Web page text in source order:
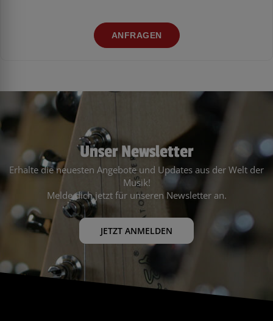
ANFRAGEN
Unser Newsletter
Erhalte die neuesten Angebote und Updates aus der Welt der
Musik!
Melde dich jetzt für unseren Newsletter an.
JETZT ANMELDEN